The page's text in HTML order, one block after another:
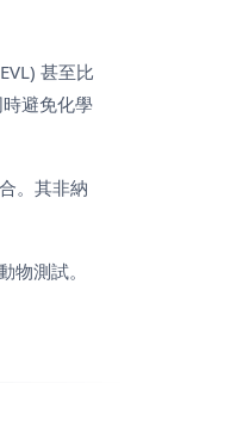
甚至比
避免化學
。其非納
測試。